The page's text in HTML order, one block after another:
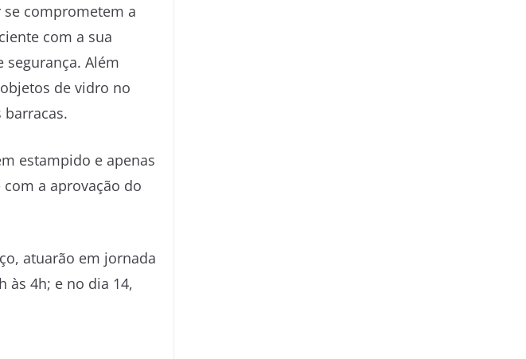
comprometem a
com a sua
Além
de vidro no
barracas.
estampido e apenas
a aprovação do
atuarão em jornada
às 4h; e no dia 14,